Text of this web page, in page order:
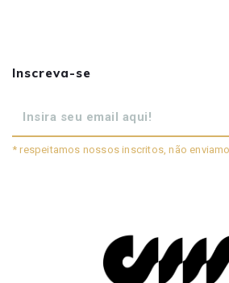
Inscreva-se
* respeitamos nossos inscritos, não